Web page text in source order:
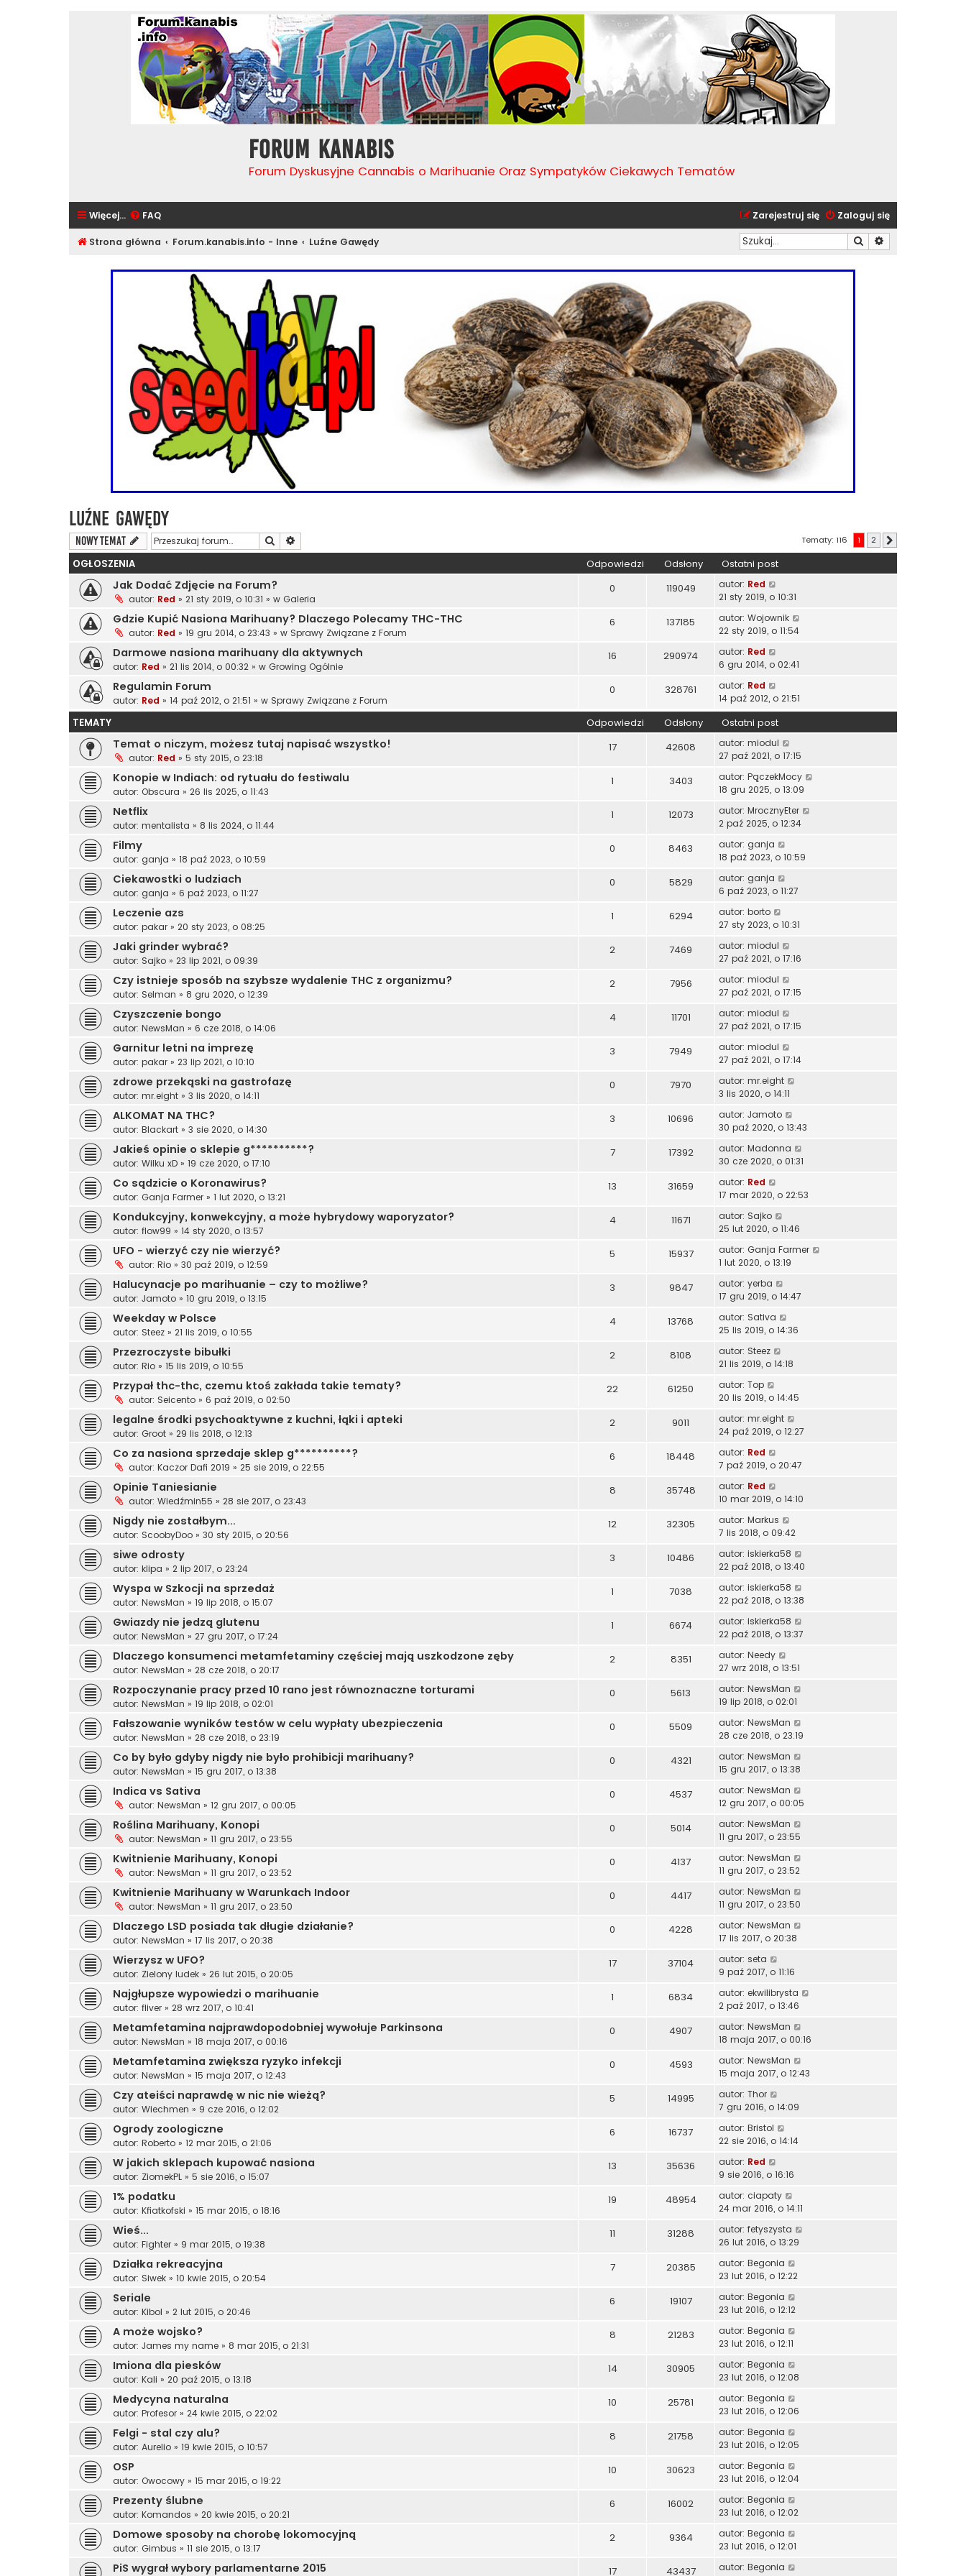
Forum Kanabis
Forum Dyskusyjne Cannabis o Marihuanie Oraz Sympatyków Ciekawych Tematów
Więcej… FAQ Zaloguj się
Zarejestruj się
Strona główna Forum.kanabis.info - Inne Luźne Gawędy Szukaj
Luźne Gawędy
NOWY TEMAT Szukaj Tematy: 116 1 2
OGŁOSZENIA Odpowiedzi Odsłony Ostatni post
Jak Dodać Zdjęcie na Forum?
autor: Red » 21 sty 2019, o 10:31 » w Galeria
0 119049 autor: Red
21 sty 2019, o 10:31
Gdzie Kupić Nasiona Marihuany? Dlaczego Polecamy THC-THC
autor: Red » 19 gru 2014, o 23:43 » w Sprawy Związane z Forum
6 137185 autor: Wojownik
22 sty 2019, o 11:54
Darmowe nasiona marihuany dla aktywnych
autor: Red » 21 lis 2014, o 00:32 » w Growing Ogólnie
16 290974 autor: Red
6 gru 2014, o 02:41
Regulamin Forum
autor: Red » 14 paź 2012, o 21:51 » w Sprawy Związane z Forum
0 328761 autor: Red
14 paź 2012, o 21:51
TEMATY Odpowiedzi Odsłony Ostatni post
Temat o niczym, możesz tutaj napisać wszystko!
autor: Red » 5 sty 2015, o 23:18
17 42608 autor: miodul
27 paź 2021, o 17:15
Konopie w Indiach: od rytuału do festiwalu
autor: Obscura » 26 lis 2025, o 11:43
1 3403 autor: PączekMocy
18 gru 2025, o 13:09
Netflix
autor: mentalista » 8 lis 2024, o 11:44
1 12073 autor: MrocznyEter
2 paź 2025, o 12:34
Filmy
autor: ganja » 18 paź 2023, o 10:59
0 8463 autor: ganja
18 paź 2023, o 10:59
Ciekawostki o ludziach
autor: ganja » 6 paź 2023, o 11:27
0 5829 autor: ganja
6 paź 2023, o 11:27
Leczenie azs
autor: pakar » 20 sty 2023, o 08:25
1 6294 autor: borto
27 sty 2023, o 10:31
Jaki grinder wybrać?
autor: Sajko » 23 lip 2021, o 09:39
2 7469 autor: miodul
27 paź 2021, o 17:16
Czy istnieje sposób na szybsze wydalenie THC z organizmu?
autor: Selman » 8 gru 2020, o 12:39
2 7956 autor: miodul
27 paź 2021, o 17:15
Czyszczenie bongo
autor: NewsMan » 6 cze 2018, o 14:06
4 11701 autor: miodul
27 paź 2021, o 17:15
Garnitur letni na imprezę
autor: pakar » 23 lip 2021, o 10:10
3 7949 autor: miodul
27 paź 2021, o 17:14
zdrowe przekąski na gastrofazę
autor: mr.eight » 3 lis 2020, o 14:11
0 7970 autor: mr.eight
3 lis 2020, o 14:11
ALKOMAT NA THC?
autor: Blackart » 3 sie 2020, o 14:30
3 10696 autor: Jamoto
30 paź 2020, o 13:43
Jakieś opinie o sklepie g**********?
autor: Wilku xD » 19 cze 2020, o 17:10
7 17392 autor: Madonna
30 cze 2020, o 01:31
Co sądzicie o Koronawirus?
autor: Ganja Farmer » 1 lut 2020, o 13:21
13 31659 autor: Red
17 mar 2020, o 22:53
Kondukcyjny, konwekcyjny, a może hybrydowy waporyzator?
autor: flow99 » 14 sty 2020, o 13:57
4 11671 autor: Sajko
25 lut 2020, o 11:46
UFO - wierzyć czy nie wierzyć?
autor: Rio » 30 paź 2019, o 12:59
5 15937 autor: Ganja Farmer
1 lut 2020, o 13:19
Halucynacje po marihuanie – czy to możliwe?
autor: Jamoto » 10 gru 2019, o 13:15
3 9847 autor: yerba
17 gru 2019, o 14:47
Weekday w Polsce
autor: Steez » 21 lis 2019, o 10:55
4 13768 autor: Sativa
25 lis 2019, o 14:36
Przezroczyste bibułki
autor: Rio » 15 lis 2019, o 10:55
2 8108 autor: Steez
21 lis 2019, o 14:18
Przypał thc-thc, czemu ktoś zakłada takie tematy?
autor: Seicento » 6 paź 2019, o 02:50
22 61250 autor: Top
20 lis 2019, o 14:45
legalne środki psychoaktywne z kuchni, łąki i apteki
autor: Groot » 29 lis 2018, o 12:13
2 9011 autor: mr.eight
24 paź 2019, o 12:27
Co za nasiona sprzedaje sklep g**********?
autor: Kaczor Dafi 2019 » 25 sie 2019, o 22:55
6 18448 autor: Red
7 paź 2019, o 20:47
Opinie Taniesianie
autor: Wiedźmin55 » 28 sie 2017, o 23:43
8 35748 autor: Red
10 mar 2019, o 14:10
Nigdy nie zostałbym...
autor: ScoobyDoo » 30 sty 2015, o 20:56
12 32305 autor: Markus
7 lis 2018, o 09:42
siwe odrosty
autor: klipa » 2 lip 2017, o 23:24
3 10486 autor: iskierka58
22 paź 2018, o 13:40
Wyspa w Szkocji na sprzedaż
autor: NewsMan » 19 lip 2018, o 15:07
1 7038 autor: iskierka58
22 paź 2018, o 13:38
Gwiazdy nie jedzą glutenu
autor: NewsMan » 27 gru 2017, o 17:24
1 6674 autor: iskierka58
22 paź 2018, o 13:37
Dlaczego konsumenci metamfetaminy częściej mają uszkodzone zęby
autor: NewsMan » 28 cze 2018, o 20:17
2 8351 autor: Needy
27 wrz 2018, o 13:51
Rozpoczynanie pracy przed 10 rano jest równoznaczne torturami
autor: NewsMan » 19 lip 2018, o 02:01
0 5613 autor: NewsMan
19 lip 2018, o 02:01
Fałszowanie wyników testów w celu wypłaty ubezpieczenia
autor: NewsMan » 28 cze 2018, o 23:19
0 5509 autor: NewsMan
28 cze 2018, o 23:19
Co by było gdyby nigdy nie było prohibicji marihuany?
autor: NewsMan » 15 gru 2017, o 13:38
0 4321 autor: NewsMan
15 gru 2017, o 13:38
Indica vs Sativa
autor: NewsMan » 12 gru 2017, o 00:05
0 4537 autor: NewsMan
12 gru 2017, o 00:05
Roślina Marihuany, Konopi
autor: NewsMan » 11 gru 2017, o 23:55
0 5014 autor: NewsMan
11 gru 2017, o 23:55
Kwitnienie Marihuany, Konopi
autor: NewsMan » 11 gru 2017, o 23:52
0 4137 autor: NewsMan
11 gru 2017, o 23:52
Kwitnienie Marihuany w Warunkach Indoor
autor: NewsMan » 11 gru 2017, o 23:50
0 4417 autor: NewsMan
11 gru 2017, o 23:50
Dlaczego LSD posiada tak długie działanie?
autor: NewsMan » 17 lis 2017, o 20:38
0 4228 autor: NewsMan
17 lis 2017, o 20:38
Wierzysz w UFO?
autor: Zielony ludek » 26 lut 2015, o 20:05
17 37104 autor: seta
9 paź 2017, o 11:16
Najgłupsze wypowiedzi o marihuanie
autor: fliver » 28 wrz 2017, o 10:41
1 6834 autor: ekwilibrysta
2 paź 2017, o 13:46
Metamfetamina najprawdopodobniej wywołuje Parkinsona
autor: NewsMan » 18 maja 2017, o 00:16
0 4907 autor: NewsMan
18 maja 2017, o 00:16
Metamfetamina zwiększa ryzyko infekcji
autor: NewsMan » 15 maja 2017, o 12:43
0 4593 autor: NewsMan
15 maja 2017, o 12:43
Czy ateiści naprawdę w nic nie wieżą?
autor: Wiechmen » 9 cze 2016, o 12:02
5 14995 autor: Thor
7 gru 2016, o 14:09
Ogrody zoologiczne
autor: Roberto » 12 mar 2015, o 21:06
6 16737 autor: Bristol
22 sie 2016, o 14:14
W jakich sklepach kupować nasiona
autor: ZiomekPL » 5 sie 2016, o 15:07
13 35636 autor: Red
9 sie 2016, o 16:16
1% podatku
autor: Kfiatkofski » 15 mar 2015, o 18:16
19 48954 autor: ciapaty
24 mar 2016, o 14:11
Wieś...
autor: Fighter » 9 mar 2015, o 19:38
11 31288 autor: fetyszysta
26 lut 2016, o 13:29
Działka rekreacyjna
autor: Siwek » 10 kwie 2015, o 20:54
7 20385 autor: Begonia
23 lut 2016, o 12:22
Seriale
autor: Kibol » 2 lut 2015, o 20:46
6 19107 autor: Begonia
23 lut 2016, o 12:12
A może wojsko?
autor: James my name » 8 mar 2015, o 21:31
8 21283 autor: Begonia
23 lut 2016, o 12:11
Imiona dla piesków
autor: Kali » 20 paź 2015, o 13:18
14 30905 autor: Begonia
23 lut 2016, o 12:08
Medycyna naturalna
autor: Profesor » 24 kwie 2015, o 22:02
10 25781 autor: Begonia
23 lut 2016, o 12:06
Felgi - stal czy alu?
autor: Aurelio » 19 kwie 2015, o 10:57
8 21758 autor: Begonia
23 lut 2016, o 12:05
OSP
autor: Owocowy » 15 mar 2015, o 19:22
10 30623 autor: Begonia
23 lut 2016, o 12:04
Prezenty ślubne
autor: Komandos » 20 kwie 2015, o 20:21
6 16002 autor: Begonia
23 lut 2016, o 12:02
Domowe sposoby na chorobę lokomocyjną
autor: Gimbus » 11 sie 2015, o 13:17
2 9364 autor: Begonia
23 lut 2016, o 12:01
PiS wygrał wybory parlamentarne 2015 17 43437 autor: Begonia